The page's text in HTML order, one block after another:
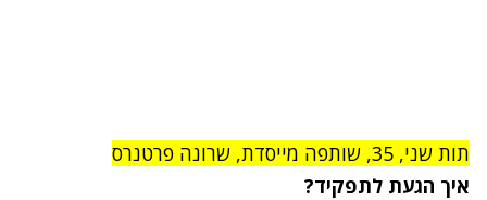
תות שני, 35, שותפה מייסדת, שרונה פרטנרס
איך הגעת לתפקיד?